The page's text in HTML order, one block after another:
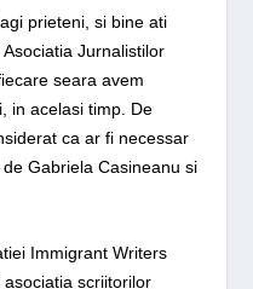
prieteni, si bine ati
Jurnalistilor
seara avem
in acelasi timp. De
ca ar fi necessar
Gabriela Casineanu si
Immigrant Writers
scriitorilor